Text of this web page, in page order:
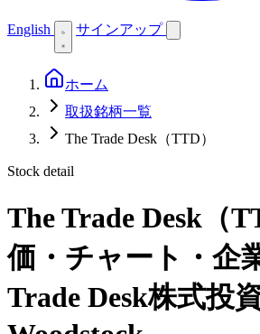
English サインアップ
ホーム
取扱銘柄一覧
The Trade Desk（TTD）
Stock detail
The Trade Desk（
価・チャート・企
Trade Desk株式投